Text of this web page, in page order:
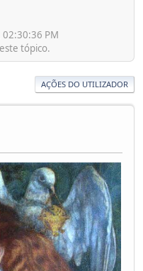
PM
tópico.
AÇÕES DO UTILIZADOR